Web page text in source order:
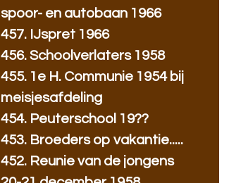
spoor- en autobaan 1966
457. IJspret 1966
456. Schoolverlaters 1958
455. 1e H. Communie 1954 bij
meisjesafdeling
454. Peuterschool 19??
453. Broeders op vakantie.....
452. Reunie van de jongens